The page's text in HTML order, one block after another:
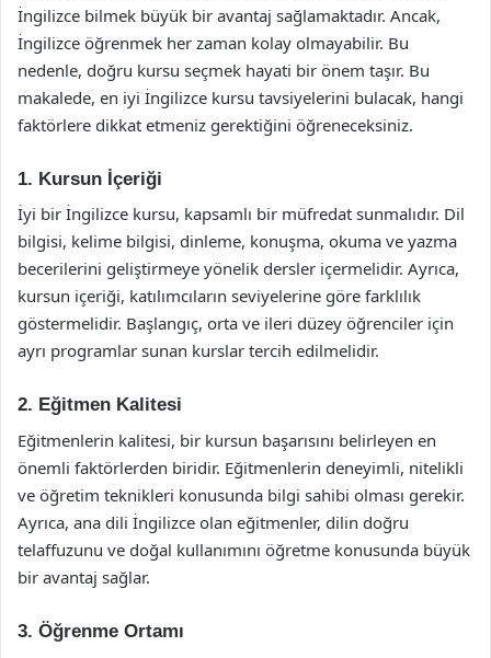
İngilizce bilmek büyük bir avantaj sağlamaktadır. Ancak,
İngilizce öğrenmek her zaman kolay olmayabilir. Bu
nedenle, doğru kursu seçmek hayati bir önem taşır. Bu
makalede, en iyi İngilizce kursu tavsiyelerini bulacak, hangi
faktörlere dikkat etmeniz gerektiğini öğreneceksiniz.
1. Kursun İçeriği
İyi bir İngilizce kursu, kapsamlı bir müfredat sunmalıdır. Dil
bilgisi, kelime bilgisi, dinleme, konuşma, okuma ve yazma
becerilerini geliştirmeye yönelik dersler içermelidir. Ayrıca,
kursun içeriği, katılımcıların seviyelerine göre farklılık
göstermelidir. Başlangıç, orta ve ileri düzey öğrenciler için
ayrı programlar sunan kurslar tercih edilmelidir.
2. Eğitmen Kalitesi
Eğitmenlerin kalitesi, bir kursun başarısını belirleyen en
önemli faktörlerden biridir. Eğitmenlerin deneyimli, nitelikli
ve öğretim teknikleri konusunda bilgi sahibi olması gerekir.
Ayrıca, ana dili İngilizce olan eğitmenler, dilin doğru
telaffuzunu ve doğal kullanımını öğretme konusunda büyük
bir avantaj sağlar.
3. Öğrenme Ortamı